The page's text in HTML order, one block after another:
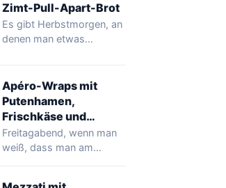
Zimt-Pull-Apart-Brot
Es gibt Herbstmorgen, an
denen man etwas
Apéro-Wraps mit
Putenhamen,
Frischkäse und
Schnittlauch
Freitagabend, wenn man
weiß, dass man am